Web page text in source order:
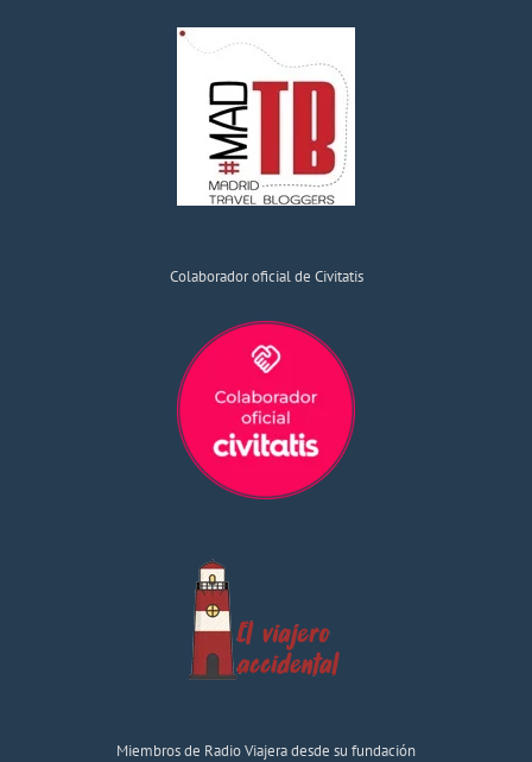
Colaborador oficial de Civitatis
Miembros de Radio Viajera desde su fundación